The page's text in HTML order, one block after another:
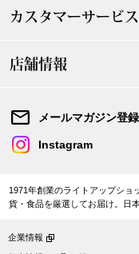
カスタマーサービス
店舗情報
メールマガジン登録
Instagram
1971年創業のライトアップショ
貨・食品を厳選してお届け。日
企業情報